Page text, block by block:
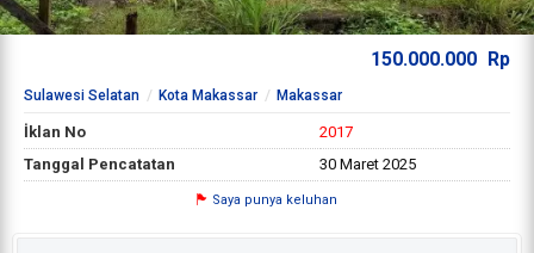
150.000.000 Rp
Sulawesi Selatan Kota Makassar Makassar
İklan No
2017
Tanggal Pencatatan
30 Maret 2025
Saya punya keluhan